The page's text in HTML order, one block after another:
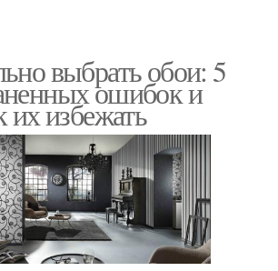
выбрать обои: 5
ошибок и
их избежать